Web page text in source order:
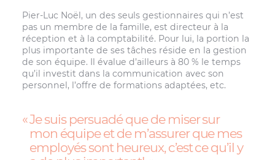
Pier-Luc Noël, un des seuls gestionnaires qui n’est
pas un membre de la famille, est directeur à la
réception et à la comptabilité. Pour lui, la portion la
plus importante de ses tâches réside en la gestion
de son équipe. Il évalue d’ailleurs à 80 % le temps
qu’il investit dans la communication avec son
personnel, l’offre de formations adaptées, etc.
Je suis persuadé que de miser sur
mon équipe et de m’assurer que mes
employés sont heureux, c’est ce qu’il y